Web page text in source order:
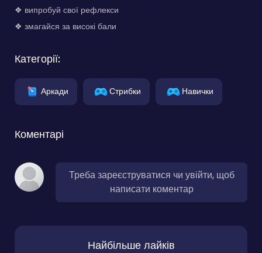
❖ випробуй свої рефлекси
❖ змагайся за високі бали
Категорії:
Аркади Стрибки Навички
Коментарі
Треба зареєструватися чи увійти, щоб
написати коментар
Найбільше лайків